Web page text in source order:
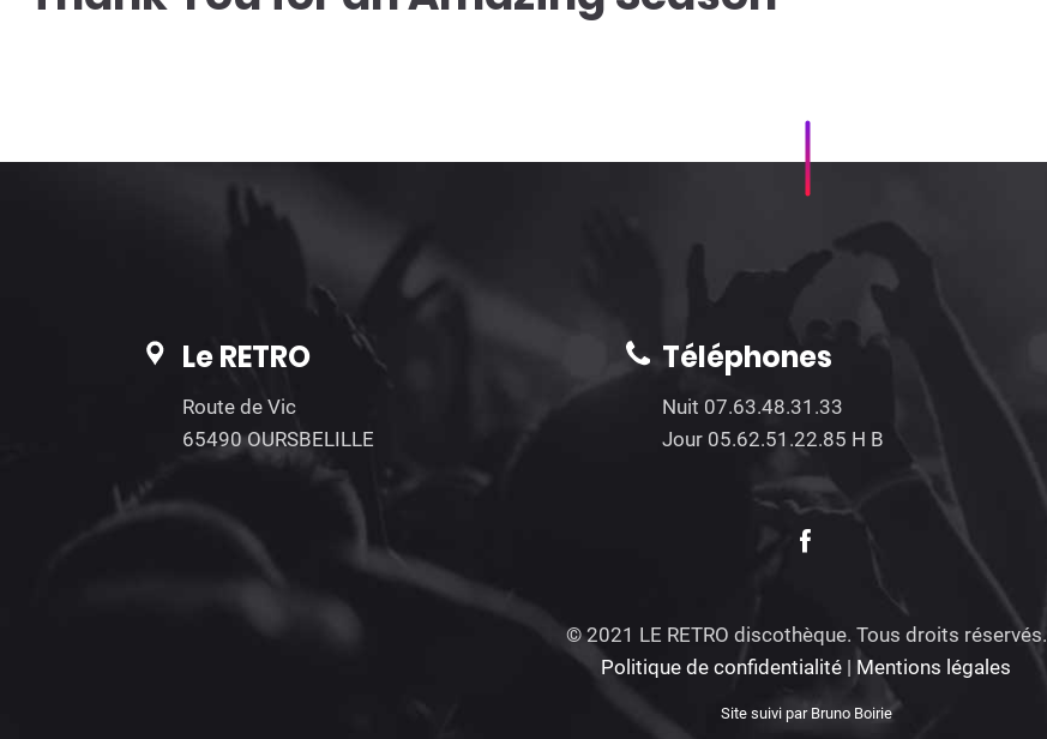
Le RETRO
Route de Vic
65490 OURSBELILLE
Téléphones
Nuit 07.63.48.31.33
Jour 05.62.51.22.85 H B
© 2021 LE RETRO discothèque. Tous droits réservés.
Politique de confidentialité | Mentions légales
Site suivi par Bruno Boirie